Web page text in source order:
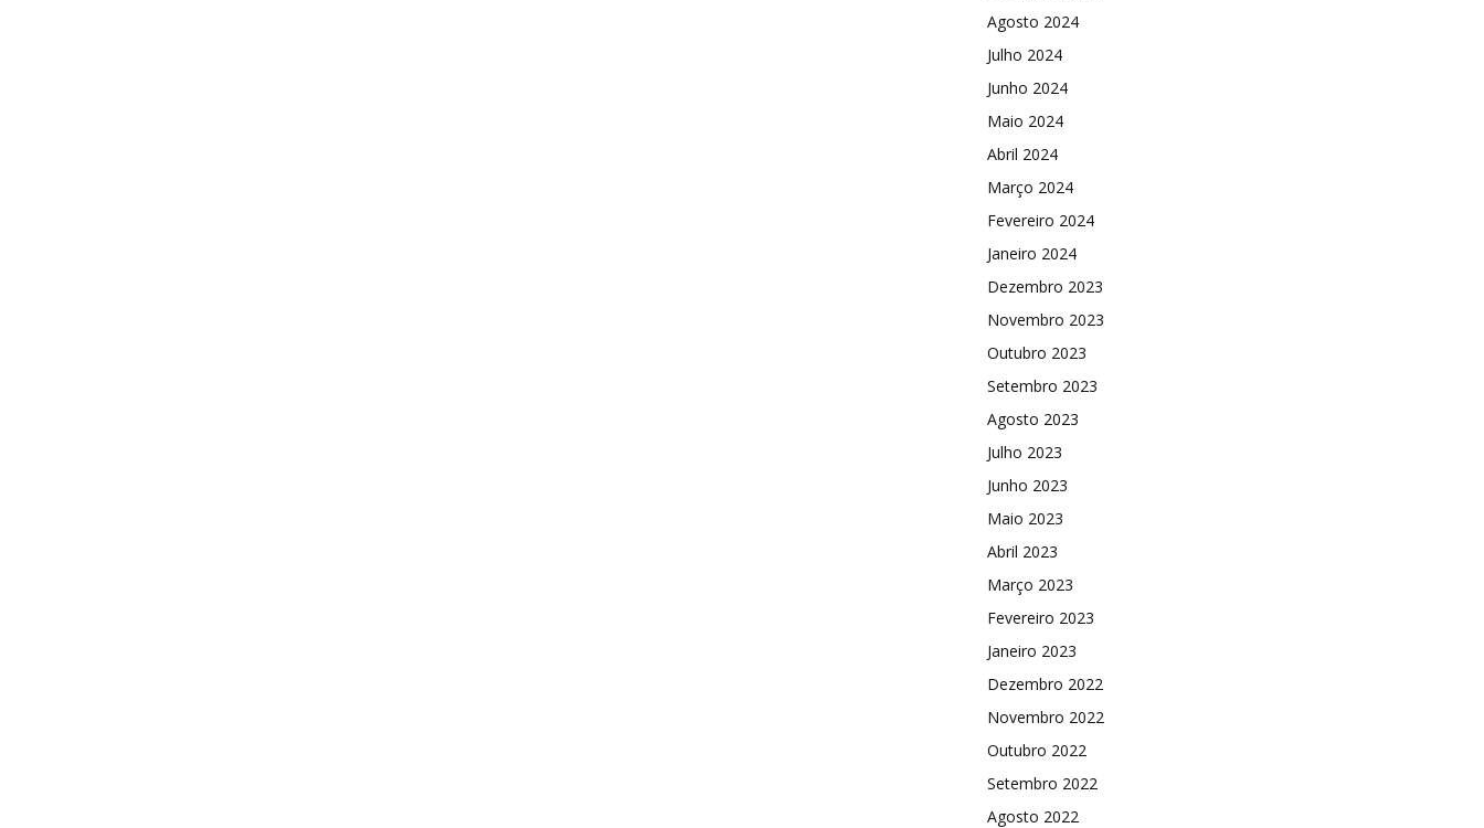
Agosto 2024
Julho 2024
Junho 2024
Maio 2024
Abril 2024
Março 2024
Fevereiro 2024
Janeiro 2024
Dezembro 2023
Novembro 2023
Outubro 2023
Setembro 2023
Agosto 2023
Julho 2023
Junho 2023
Maio 2023
Abril 2023
Março 2023
Fevereiro 2023
Janeiro 2023
Dezembro 2022
Novembro 2022
Outubro 2022
Setembro 2022
Agosto 2022